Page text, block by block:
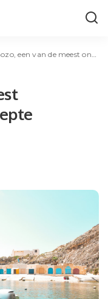
een van de meest onontdekte en ongerepte eilanden van Europa